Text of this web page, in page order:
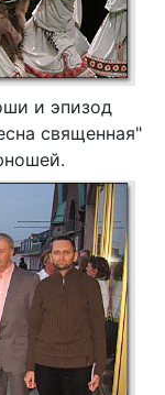
и эпизод
священная"